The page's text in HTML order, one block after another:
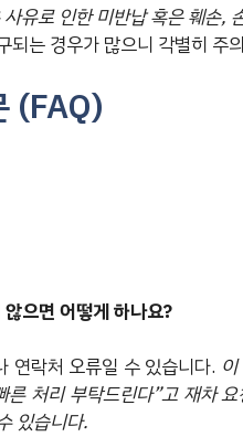
유로 인한 미반납 혹은 훼손,
되는 경우가 많으니 각별히 주
(FAQ)
으면 어떻게 하나요?
연락처 오류일 수 있습니다.
처리 부탁드린다”고 재차
있습니다.